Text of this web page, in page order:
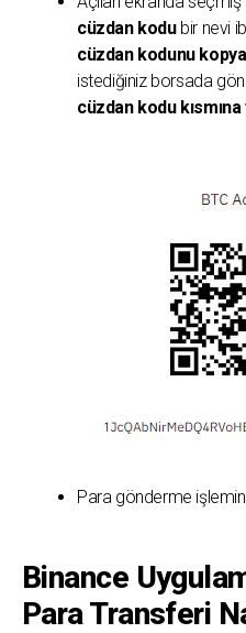
cüzdan kodu bir nevi
cüzdan kodunu
istediğiniz borsada
cüzdan kodu kısmına
Para gönderme
Binance
Para Transferi